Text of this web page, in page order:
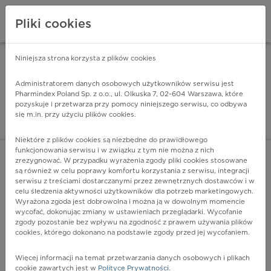
Pharmindex - lider
ZALOGUJ SIĘ
G95 - Inne choroby rdzenia kręgowego
Więcej na lekiicd10.pl
Pliki cookies
Niniejsza strona korzysta z plików cookies
Administratorem danych osobowych użytkowników serwisu jest
Pharmindex Poland Sp. z o.o., ul. Olkuska 7, 02-604 Warszawa, które
pozyskuje i przetwarza przy pomocy niniejszego serwisu, co odbywa
się m.in. przy użyciu plików cookies.
Niektóre z plików cookies są niezbędne do prawidłowego
funkcjonowania serwisu i w związku z tym nie można z nich
zrezygnować. W przypadku wyrażenia zgody pliki cookies stosowane
są również w celu poprawy komfortu korzystania z serwisu, integracji
serwisu z treściami dostarczanymi przez zewnętrznych dostawców i w
celu śledzenia aktywności użytkowników dla potrzeb marketingowych.
Wyrażona zgoda jest dobrowolna i można ją w dowolnym momencie
wycofać, dokonując zmiany w ustawieniach przeglądarki. Wycofanie
zgody pozostanie bez wpływu na zgodność z prawem używania plików
cookies, którego dokonano na podstawie zgody przed jej wycofaniem.
Więcej informacji na temat przetwarzania danych osobowych i plikach
cookie zawartych jest w Polityce Prywatności.
ZA DARMO - w Google Play INSTALUJ